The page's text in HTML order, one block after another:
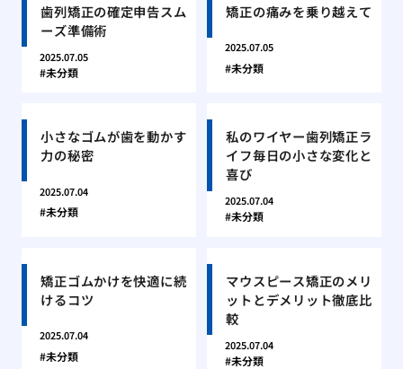
歯列矯正の確定申告スム
ーズ準備術
2025.07.05
未分類
矯正の痛みを乗り越えて
2025.07.05
未分類
小さなゴムが歯を動かす
力の秘密
2025.07.04
未分類
私のワイヤー歯列矯正ラ
イフ毎日の小さな変化と
喜び
2025.07.04
未分類
矯正ゴムかけを快適に続
けるコツ
2025.07.04
未分類
マウスピース矯正のメリ
ットとデメリット徹底比
較
2025.07.04
未分類